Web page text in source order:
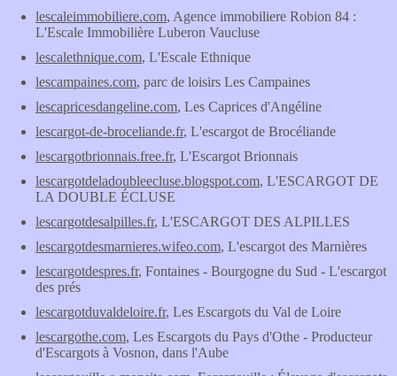
lescaleimmobiliere.com, Agence immobiliere Robion 84 :
L'Escale Immobilière Luberon Vaucluse
lescalethnique.com, L'Escale Ethnique
lescampaines.com, parc de loisirs Les Campaines
lescapricesdangeline.com, Les Caprices d'Angéline
lescargot-de-broceliande.fr, L'escargot de Brocéliande
lescargotbrionnais.free.fr, L'Escargot Brionnais
lescargotdeladoubleecluse.blogspot.com, L'ESCARGOT DE
LA DOUBLE ÉCLUSE
lescargotdesalpilles.fr, L'ESCARGOT DES ALPILLES
lescargotdesmarnieres.wifeo.com, L'escargot des Marnières
lescargotdespres.fr, Fontaines - Bourgogne du Sud - L'escargot
des prés
lescargotduvaldeloire.fr, Les Escargots du Val de Loire
lescargothe.com, Les Escargots du Pays d'Othe - Producteur
d'Escargots à Vosnon, dans l'Aube